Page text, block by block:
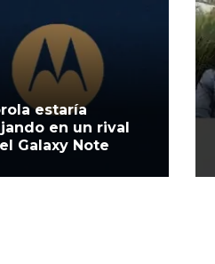
estaría
en un rival
Galaxy Note